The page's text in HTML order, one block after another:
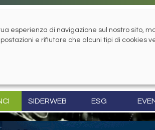
SIDERWEB ESG
esperienza di navigazione sul nostro sito,
e rifiutare che alcuni tipi di